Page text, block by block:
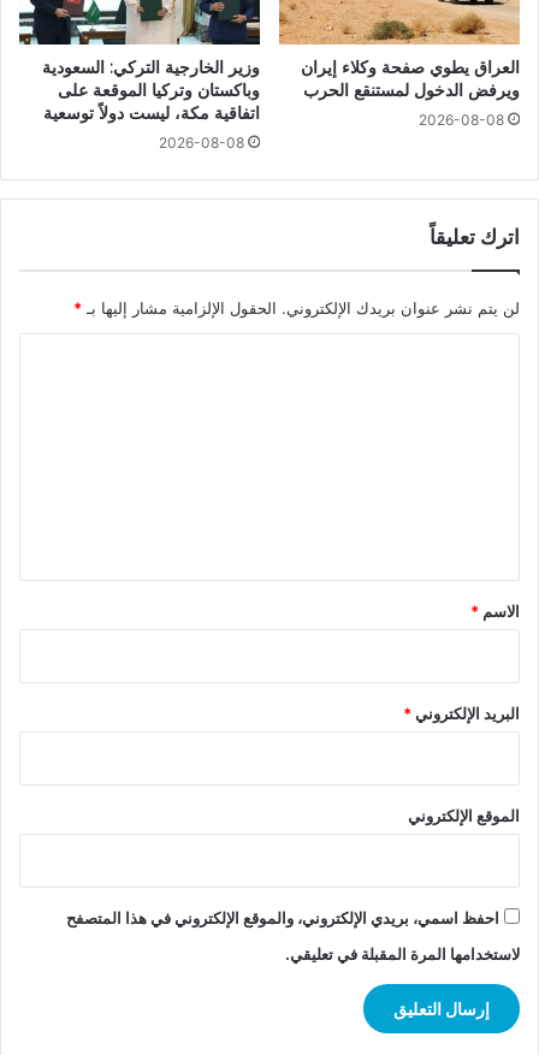
العراق يطوي صفحة وكلاء إيران
ويرفض الدخول لمستنقع الحرب
2026-08-08
وزير الخارجية التركي: السعودية
وباكستان وتركيا الموقعة على
اتفاقية مكة، ليست دولاً توسعية
2026-08-08
اترك تعليقاً
لن يتم نشر عنوان بريدك الإلكتروني. الحقول الإلزامية مشار إليها بـ*
*
الاسم *
البريد الإلكتروني*
الموقع الإلكتروني
احفظ اسمي، بريدي الإلكتروني، والموقع الإلكتروني في هذا المتصفح
لاستخدامها المرة المقبلة في تعليقي.